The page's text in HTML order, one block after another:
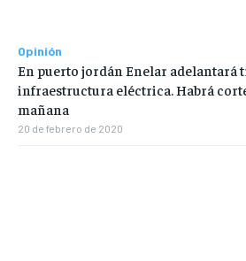
Opinión
En puerto jordán Enelar adelantará
infraestructura eléctrica. Habrá
mañana
20 de febrero de 2020